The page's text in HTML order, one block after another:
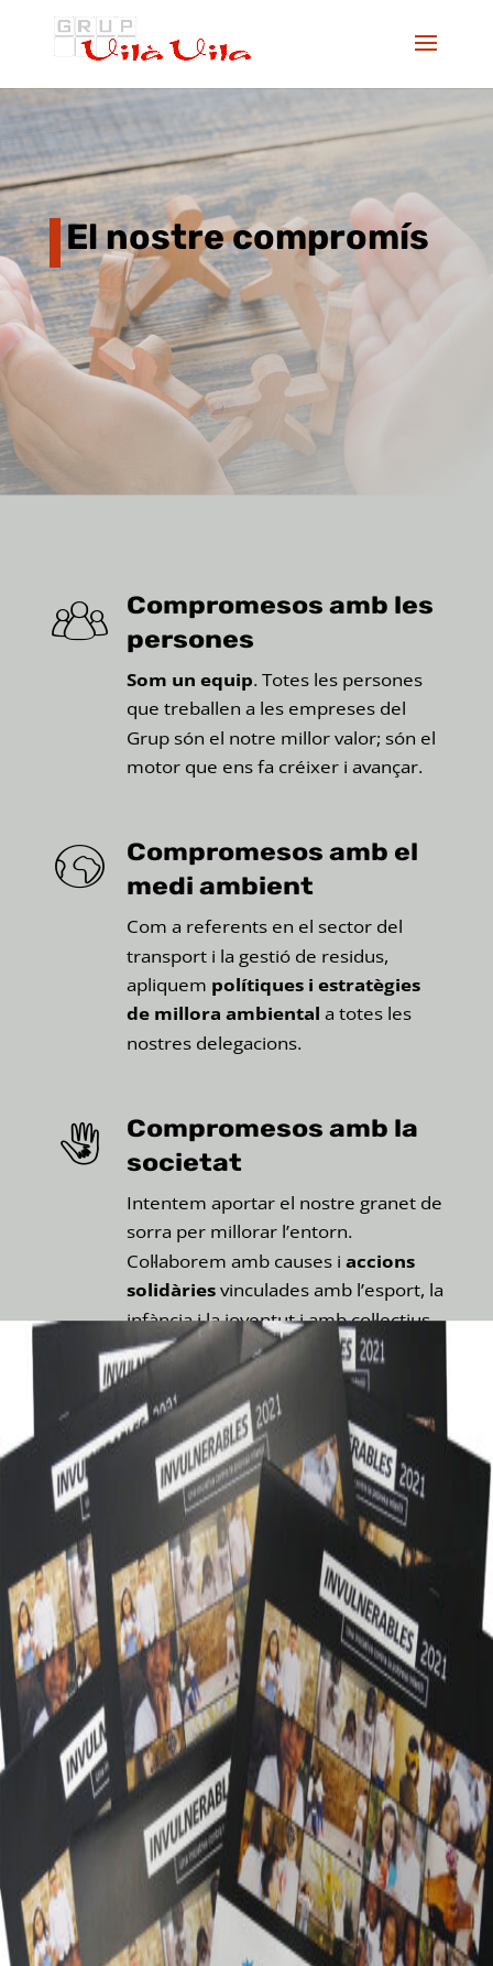
El nostre compromís
Compromesos amb les
persones
Som un equip. Totes les persones
que treballen a les empreses del
Grup són el notre millor valor; són el
motor que ens fa créixer i avançar.
Compromesos amb el
medi ambient
Com a referents en el sector del
transport i la gestió de residus,
apliquem polítiques i estratègies
de millora ambiental a totes les
nostres delegacions.
Compromesos amb la
societat
Intentem aportar el nostre granet de
sorra per millorar l’entorn.
Col·laborem amb causes i accions
solidàriesvinculades amb l’esport, la
infància i la joventut i amb col·lectius
vulnerables.